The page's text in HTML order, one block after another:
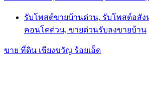
รับโพสต์ขายบ้านด่วน, รับโพสต์อสัง
คอนโดด่วน, ขายด่วนรับลงขายบ้าน
ขาย ที่ดิน เชียงขวัญ ร้อยเอ็ด